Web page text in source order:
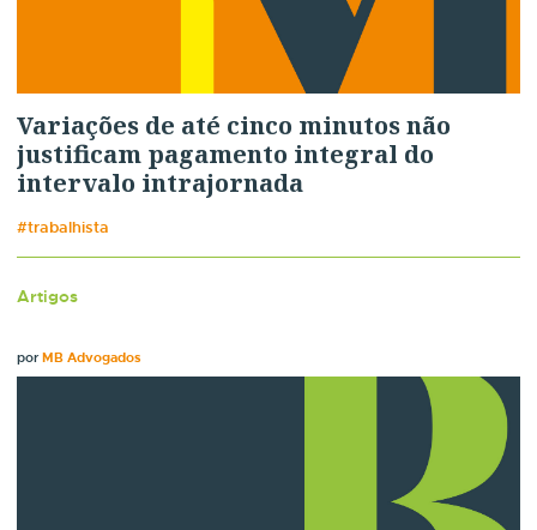
Variações de até cinco minutos não
justificam pagamento integral do
intervalo intrajornada
#trabalhista
Artigos
porMB Advogados